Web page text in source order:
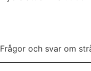
Frågor och svar om